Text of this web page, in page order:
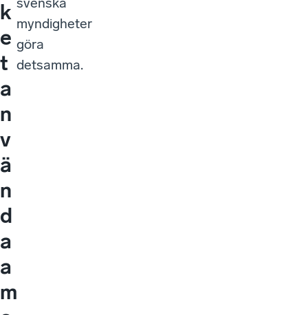
k
e
t
a
n
v
ä
n
d
a
a
m
myndigheter
göra
detsamma.